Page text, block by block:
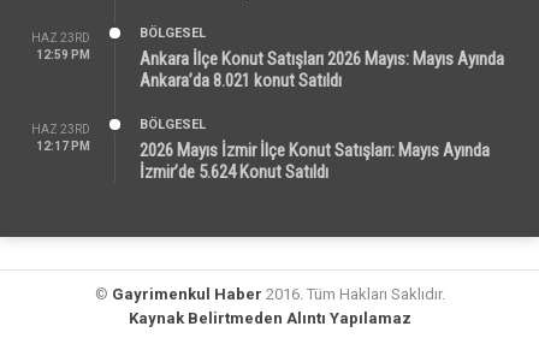
HAZ 23RD
12:59 PM
BÖLGESEL
Ankara İlçe Konut Satışları 2026 Mayıs: Mayıs Ayında
Ankara’da 8.021 konut Satıldı
HAZ 23RD
12:17 PM
BÖLGESEL
2026 Mayıs İzmir İlçe Konut Satışları: Mayıs Ayında
İzmir’de 5.624 Konut Satıldı
© Gayrimenkul Haber 2016. Tüm Hakları Saklıdır.
Kaynak Belirtmeden Alıntı Yapılamaz